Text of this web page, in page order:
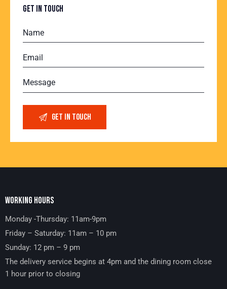
GET IN TOUCH
WORKING HOURS
Monday -Thursday: 11am-9pm
Friday – Saturday: 11am – 10 pm
Sunday: 12 pm – 9 pm
The delivery service begins at 4pm and the dining room close
1 hour prior to closing